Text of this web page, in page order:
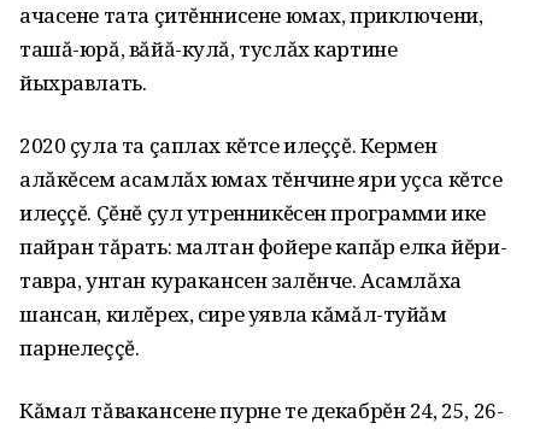
ачасене тата çитĕннисене юмах, приключени,
ташă-юрă, вăйă-кулă, туслăх картине
йыхравлать.
2020 çула та çаплах кĕтсе илеççĕ. Кермен
алăкĕсем асамлăх юмах тĕнчине яри уçса кĕтсе
илеççĕ. Çĕнĕ çул утренникĕсен программи ике
пайран тăрать: малтан фойере капăр елка йĕри-
тавра, унтан куракансен залĕнче. Асамлăха
шансан, килĕрех, сире уявла кăмăл-туйăм
парнелеççĕ.
Кăмал тăвакансене пурне те декабрĕн 24, 25, 26-